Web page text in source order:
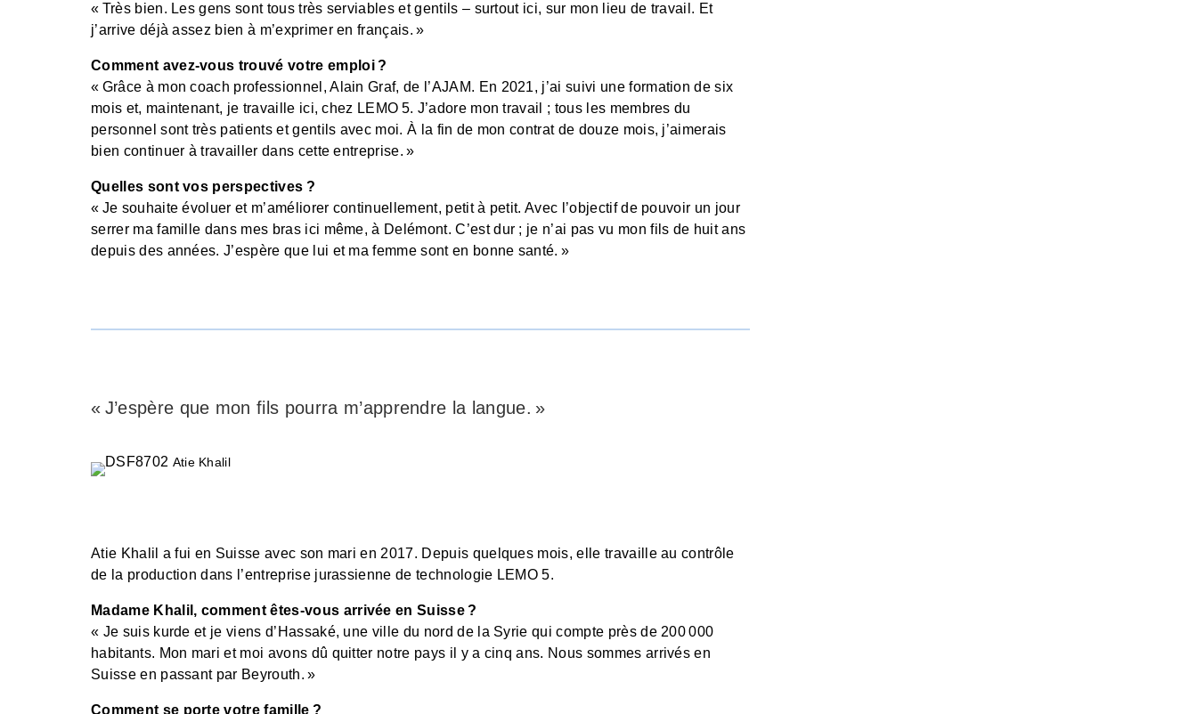
« Très bien. Les gens sont tous très serviables et gentils – surtout ici, sur mon lieu de travail. Et
j’arrive déjà assez bien à m’exprimer en français. »
Comment avez-vous trouvé votre emploi ?
« Grâce à mon coach professionnel, Alain Graf, de l’AJAM. En 2021, j’ai suivi une formation de six
mois et, maintenant, je travaille ici, chez LEMO 5. J’adore mon travail ; tous les membres du
personnel sont très patients et gentils avec moi. À la fin de mon contrat de douze mois, j’aimerais
bien continuer à travailler dans cette entreprise. »
Quelles sont vos perspectives ?
« Je souhaite évoluer et m’améliorer continuellement, petit à petit. Avec l’objectif de pouvoir un jour
serrer ma famille dans mes bras ici même, à Delémont. C’est dur ; je n’ai pas vu mon fils de huit ans
depuis des années. J’espère que lui et ma femme sont en bonne santé. »
« J’espère que mon fils pourra m’apprendre la langue. »
Atie Khalil
Atie Khalil a fui en Suisse avec son mari en 2017. Depuis quelques mois, elle travaille au contrôle
de la production dans l’entreprise jurassienne de technologie LEMO 5.
Madame Khalil, comment êtes-vous arrivée en Suisse ?
« Je suis kurde et je viens d’Hassaké, une ville du nord de la Syrie qui compte près de 200 000
habitants. Mon mari et moi avons dû quitter notre pays il y a cinq ans. Nous sommes arrivés en
Suisse en passant par Beyrouth. »
Comment se porte votre famille ?